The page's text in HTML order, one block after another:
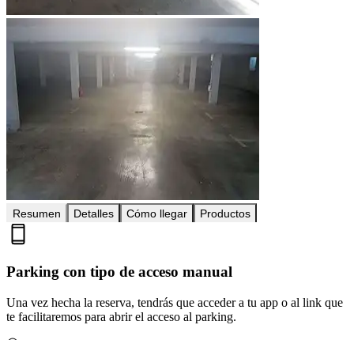
Resumen Detalles Cómo llegar Productos
Parking con tipo de acceso manual
Una vez hecha la reserva, tendrás que acceder a tu app o al link que
te facilitaremos para abrir el acceso al parking.